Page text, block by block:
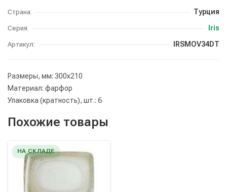
Страна: Турция
Серия: Iris
Артикул: IRSMOV34DT
Размеры, мм: 300х210
Материал: фарфор
Упаковка (кратность), шт.: 6
Похожие товары
НА СКЛАДЕ